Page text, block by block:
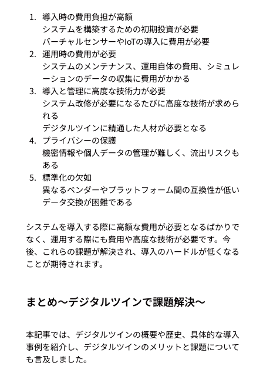
導入時の費用負担が高額
システムを構築するための初期投資が必要
バーチャルセンサーやIoTの導入に費用が必要
運用時の費用が必要
システムのメンテナンス、運用自体の費用、シミュレ
ーションのデータの収集に費用がかかる
導入と管理に高度な技術力が必要
システム改修が必要になるたびに高度な技術が求めら
れる
デジタルツインに精通した人材が必要となる
プライバシーの保護
機密情報や個人データの管理が難しく、流出リスクも
ある
標準化の欠如
異なるベンダーやプラットフォーム間の互換性が低い
データ交換が困難である
システムを導入する際に高額な費用が必要となるばかりで
なく、運用する際にも費用や高度な技術が必要です。今
後、これらの課題が解決され、導入のハードルが低くなる
まとめ〜デジタルツインで課題解決〜
本記事では、デジタルツインの概要や歴史、具体的な導入
事例を紹介し、デジタルツインのメリットと課題について
も言及しました。